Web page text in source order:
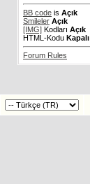
BB code is Açık
Smileler Açık
[IMG] Kodları Açık
HTML-Kodu Kapalı
Forum Rules